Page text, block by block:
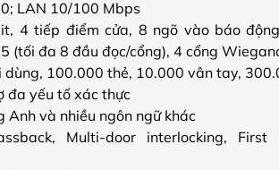
LAN 10/100 Mbps
4 tiếp điểm cửa, 8 ngõ vào báo
(tối đa 8 đầu đọc/cổng), 4 cổng
100.000 thẻ, 10.000 vân tay,
đa yếu tố xác thực
Anh và nhiều ngôn ngữ khác
Multi-door interlocking, First